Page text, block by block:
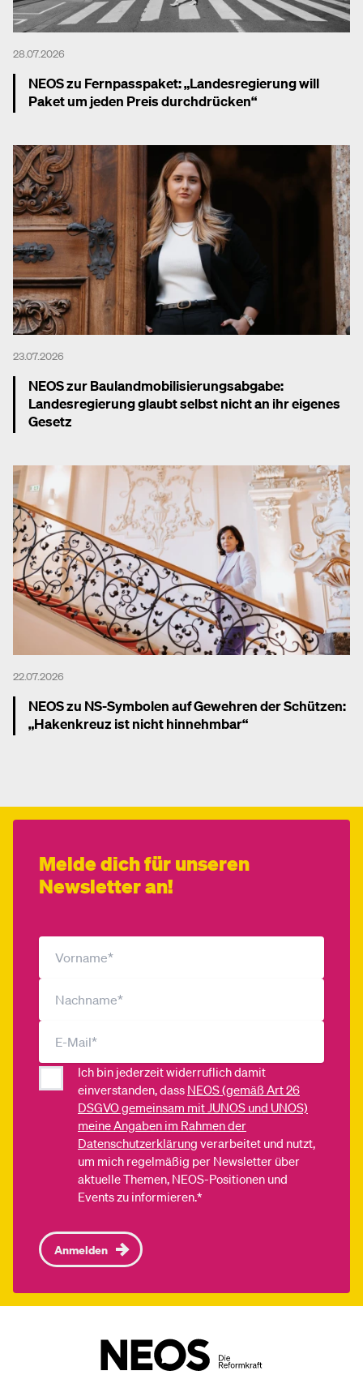
28.07.2026
NEOS zu Fernpasspaket: „Landesregierung will
Paket um jeden Preis durchdrücken“
23.07.2026
NEOS zur Baulandmobilisierungsabgabe:
Landesregierung glaubt selbst nicht an ihr eigenes
Gesetz
22.07.2026
NEOS zu NS-Symbolen auf Gewehren der Schützen:
„Hakenkreuz ist nicht hinnehmbar“
Melde dich für unseren
Newsletter an!
Ich bin jederzeit widerruflich damit
einverstanden, dass NEOS (gemäß Art 26
DSGVO gemeinsam mit JUNOS und UNOS)
meine Angaben im Rahmen der
Datenschutzerklärung verarbeitet und nutzt,
um mich regelmäßig per Newsletter über
aktuelle Themen, NEOS-Positionen und
Events zu informieren.*
Anmelden